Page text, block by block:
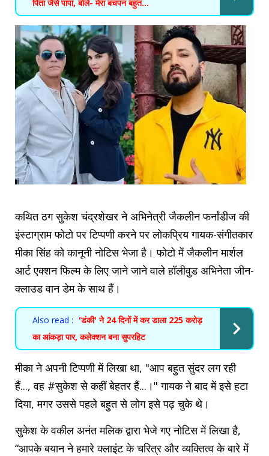
पिता जैसे पापा, बोले- मेरा बचपन बहुत...
कथित ठग सुकेश चंद्रशेखर ने अभिनेत्री जैकलीन फर्नांडीज की
इंस्टाग्राम फोटो पर टिप्पणी करने पर लोकप्रिय गायक-संगीतकार
मीका सिंह को कानूनी नोटिस भेजा है। फोटो में जैकलीन मार्शल
आर्ट एक्शन फिल्म के लिए जाने जाने वाले हॉलीवुड अभिनेता जीन-
क्लाउड वान डेम के साथ हैं।
Also read : 'डंकी' ने 24 दिनों में कर डाला 225 करोड़
का आंकड़ा पार, कलेक्शन बना सुपरहिट
मीका ने अपनी टिप्पणी में लिखा था, "आप बहुत सुंदर लग रही
हैं..., वह #सुकेश से कहीं बेहतर हैं...।" गायक ने बाद में इसे हटा
दिया, मगर उससे पहले बहुत से लोग इसे पढ़ चुके थे।
सुकेश के वकील अनंत मलिक द्वारा भेजे गए नोटिस में लिखा है,
“आपके बयान ने हमारे क्‍लाइंट के चरित्र और व्यक्तित्व के बारे में